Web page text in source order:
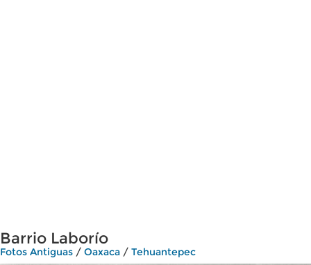
Barrio Laborío
Fotos Antiguas / Oaxaca / Tehuantepec